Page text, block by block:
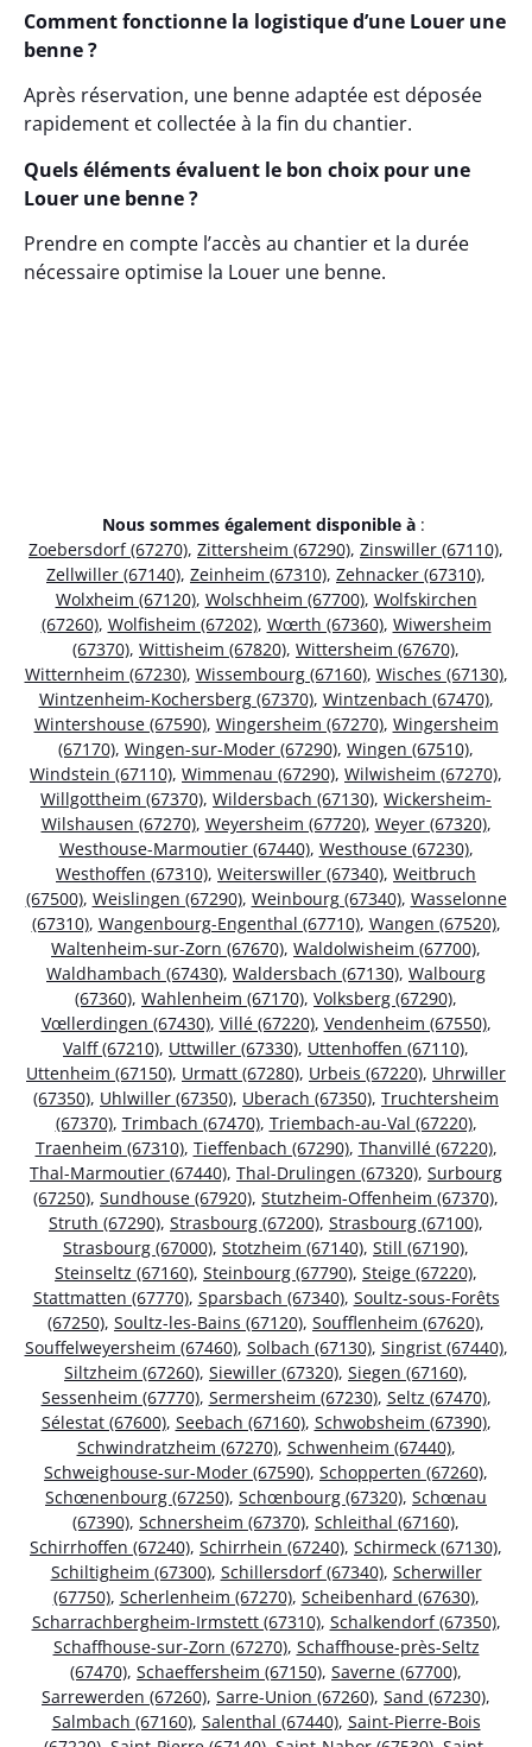
Comment fonctionne la logistique d’une Louer une
benne ?
Après réservation, une benne adaptée est déposée
rapidement et collectée à la fin du chantier.
Quels éléments évaluent le bon choix pour une
Louer une benne ?
Prendre en compte l’accès au chantier et la durée
nécessaire optimise la Louer une benne.
Nous sommes également disponible à :
Zoebersdorf (67270), Zittersheim (67290), Zinswiller (67110),
Zellwiller (67140), Zeinheim (67310), Zehnacker (67310),
Wolxheim (67120), Wolschheim (67700), Wolfskirchen
(67260), Wolfisheim (67202), Wœrth (67360), Wiwersheim
(67370), Wittisheim (67820), Wittersheim (67670),
Witternheim (67230), Wissembourg (67160), Wisches (67130),
Wintzenheim-Kochersberg (67370), Wintzenbach (67470),
Wintershouse (67590), Wingersheim (67270), Wingersheim
(67170), Wingen-sur-Moder (67290), Wingen (67510),
Windstein (67110), Wimmenau (67290), Wilwisheim (67270),
Willgottheim (67370), Wildersbach (67130), Wickersheim-
Wilshausen (67270), Weyersheim (67720), Weyer (67320),
Westhouse-Marmoutier (67440), Westhouse (67230),
Westhoffen (67310), Weiterswiller (67340), Weitbruch
(67500), Weislingen (67290), Weinbourg (67340), Wasselonne
(67310), Wangenbourg-Engenthal (67710), Wangen (67520),
Waltenheim-sur-Zorn (67670), Waldolwisheim (67700),
Waldhambach (67430), Waldersbach (67130), Walbourg
(67360), Wahlenheim (67170), Volksberg (67290),
Vœllerdingen (67430), Villé (67220), Vendenheim (67550),
Valff (67210), Uttwiller (67330), Uttenhoffen (67110),
Uttenheim (67150), Urmatt (67280), Urbeis (67220), Uhrwiller
(67350), Uhlwiller (67350), Uberach (67350), Truchtersheim
(67370), Trimbach (67470), Triembach-au-Val (67220),
Traenheim (67310), Tieffenbach (67290), Thanvillé (67220),
Thal-Marmoutier (67440), Thal-Drulingen (67320), Surbourg
(67250), Sundhouse (67920), Stutzheim-Offenheim (67370),
Struth (67290), Strasbourg (67200), Strasbourg (67100),
Strasbourg (67000), Stotzheim (67140), Still (67190),
Steinseltz (67160), Steinbourg (67790), Steige (67220),
Stattmatten (67770), Sparsbach (67340), Soultz-sous-Forêts
(67250), Soultz-les-Bains (67120), Soufflenheim (67620),
Souffelweyersheim (67460), Solbach (67130), Singrist (67440),
Siltzheim (67260), Siewiller (67320), Siegen (67160),
Sessenheim (67770), Sermersheim (67230), Seltz (67470),
Sélestat (67600), Seebach (67160), Schwobsheim (67390),
Schwindratzheim (67270), Schwenheim (67440),
Schweighouse-sur-Moder (67590), Schopperten (67260),
Schœnenbourg (67250), Schœnbourg (67320), Schœnau
(67390), Schnersheim (67370), Schleithal (67160),
Schirrhoffen (67240), Schirrhein (67240), Schirmeck (67130),
Schiltigheim (67300), Schillersdorf (67340), Scherwiller
(67750), Scherlenheim (67270), Scheibenhard (67630),
Scharrachbergheim-Irmstett (67310), Schalkendorf (67350),
Schaffhouse-sur-Zorn (67270), Schaffhouse-près-Seltz
(67470), Schaeffersheim (67150), Saverne (67700),
Sarrewerden (67260), Sarre-Union (67260), Sand (67230),
Salmbach (67160), Salenthal (67440), Saint-Pierre-Bois